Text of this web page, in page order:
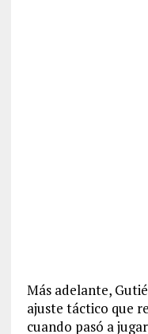
Más adelante,
ajuste táctico que
cuando pasó a